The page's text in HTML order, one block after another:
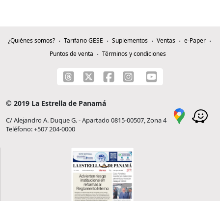
¿Quiénes somos? Tarifario GESE Suplementos Ventas
e-Paper
Puntos de venta
Términos y condiciones
© 2019 La Estrella de Panamá
C/ Alejandro A. Duque G. - Apartado 0815-00507, Zona 4
Teléfono: +507 204-0000